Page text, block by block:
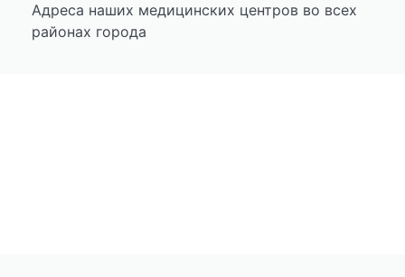
Адреса наших медицинских центров во всех
районах города